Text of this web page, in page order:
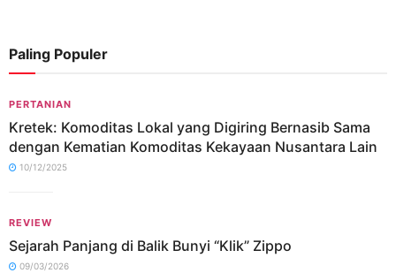
Paling Populer
PERTANIAN
Kretek: Komoditas Lokal yang Digiring Bernasib Sama
dengan Kematian Komoditas Kekayaan Nusantara Lain
10/12/2025
REVIEW
Sejarah Panjang di Balik Bunyi “Klik” Zippo
09/03/2026